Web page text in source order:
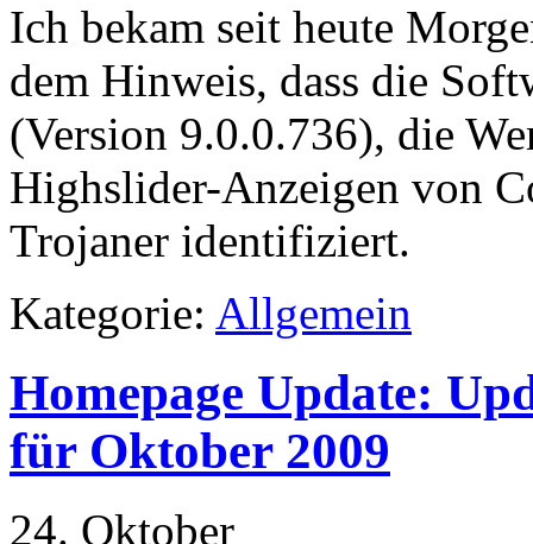
Ich bekam seit heute
dem Hinweis, dass die
(Version 9.0.0.736), die
Highslider-Anzeigen von
Trojaner identifiziert.
Kategorie: Allgemein
Homepage Update:
für Oktober 2009
24. Oktober